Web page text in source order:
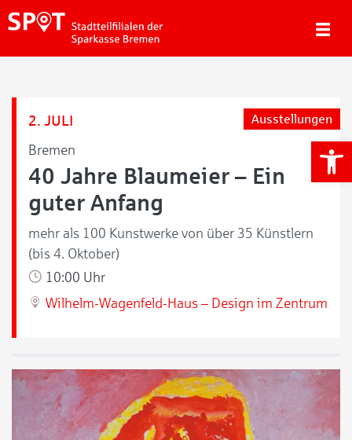
2. JULI
Bremen
Ausstellungen
40 Jahre Blaumeier – Ein
guter Anfang
mehr als 100 Kunstwerke von über 35 Künstlern
(bis 4. Oktober)
10:00 Uhr
Wilhelm-Wagenfeld-Haus – Design im Zentrum